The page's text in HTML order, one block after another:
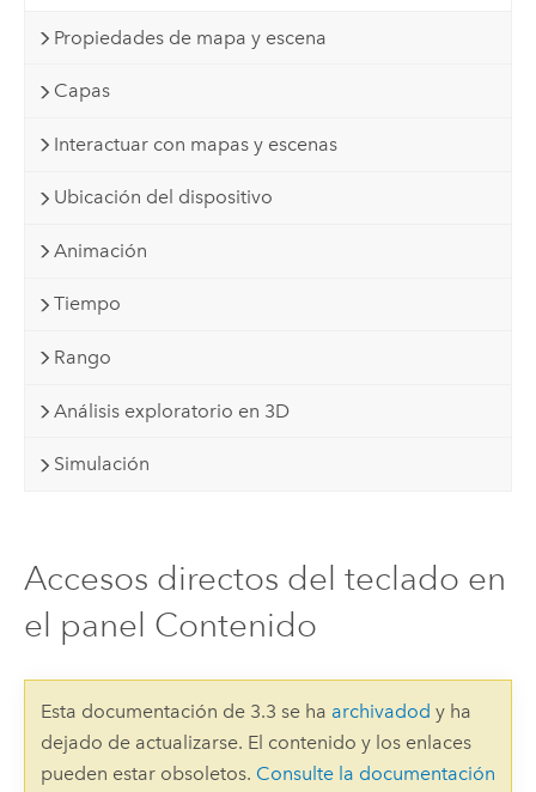
Propiedades de mapa y escena
Capas
Interactuar con mapas y escenas
Ubicación del dispositivo
Animación
Tiempo
Rango
Análisis exploratorio en 3D
Simulación
Accesos directos del teclado en
el panel Contenido
Esta documentación de 3.3 se ha archivadod y ha
dejado de actualizarse. El contenido y los enlaces
pueden estar obsoletos. Consulte la documentación